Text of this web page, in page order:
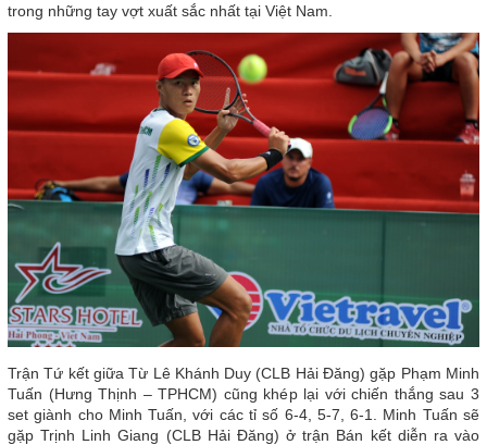
trong những tay vợt xuất sắc nhất tại Việt Nam.
Trận Tứ kết giữa Từ Lê Khánh Duy (CLB Hải Đăng) gặp Phạm Minh
Tuấn (Hưng Thịnh – TPHCM) cũng khép lại với chiến thắng sau 3
set giành cho Minh Tuấn, với các tỉ số 6-4, 5-7, 6-1. Minh Tuấn sẽ
gặp Trịnh Linh Giang (CLB Hải Đăng) ở trận Bán kết diễn ra vào